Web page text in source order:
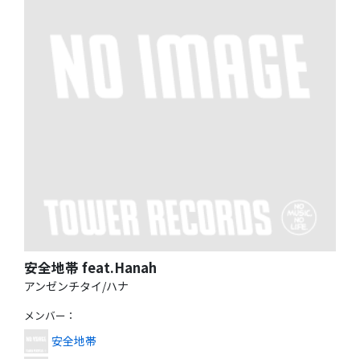
安全地帯 feat.Hanah
アンゼンチタイ/ハナ
メンバー ：
安全地帯